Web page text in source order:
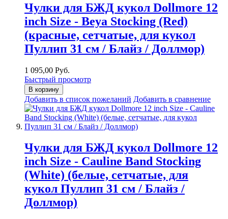
Чулки для БЖД кукол Dollmore 12
inch Size - Beya Stocking (Red)
(красные, сетчатые, для кукол
Пуллип 31 см / Блайз / Доллмор)
1 095,00 Руб.
Быстрый просмотр
В корзину
Добавить в список пожеланий Добавить в сравнение
Чулки для БЖД кукол Dollmore 12
inch Size - Cauline Band Stocking
(White) (белые, сетчатые, для
кукол Пуллип 31 см / Блайз /
Доллмор)